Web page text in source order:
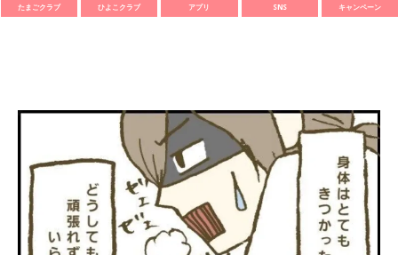
たまごクラブ ひよこクラブ アプリ SNS キャンペーン